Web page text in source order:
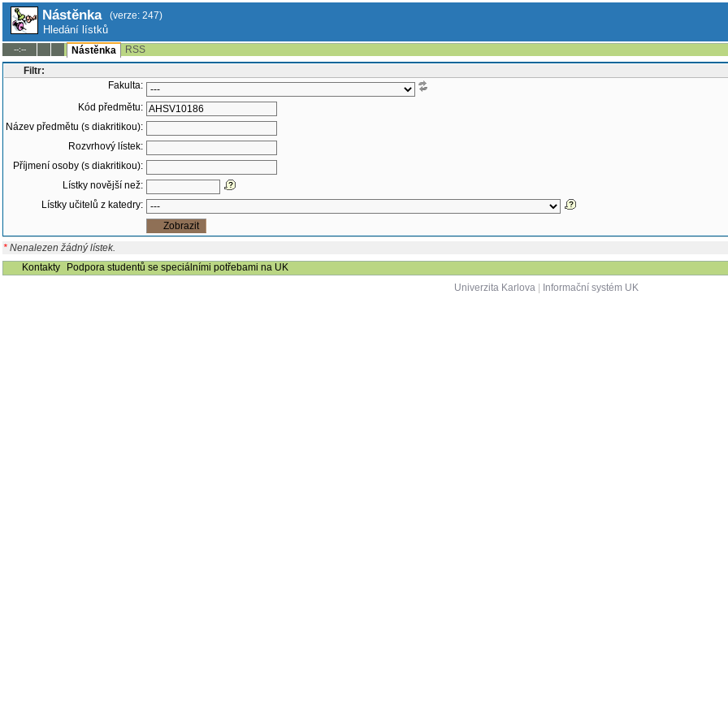
Nástěnka (verze: 247)
Hledání lístků
--:-- Nástěnka
RSS
Filtr:
Fakulta:
Kód předmětu:
Název předmětu (s diakritikou):
Rozvrhový lístek:
Příjmení osoby (s diakritikou):
Lístky novější než:
Lístky učitelů z katedry:
* Nenalezen žádný lístek.
Kontakty
Podpora studentů se speciálními potřebami na UK
Univerzita Karlova| Informační systém UK